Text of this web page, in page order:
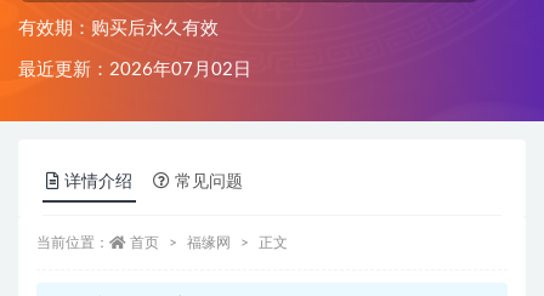
有效期：购买后永久有效
最近更新：2026年07月02日
详情介绍 常见问题
当前位置： 首页 福缘网 正文